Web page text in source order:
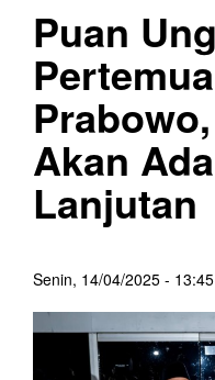
Puan
Akan
Lanjutan
Senin, 14/04/2025 - 13:45